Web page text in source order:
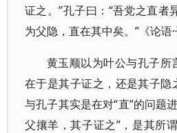
证之。”孔子曰：“吾党之直者
为父隐，直在其中矣。”《论语·
黄玉顺以为叶公与孔子所
在于是其子证之，还是其子隐
与孔子其实是在对“直”的问题
父攘羊，其子证之”，是其所